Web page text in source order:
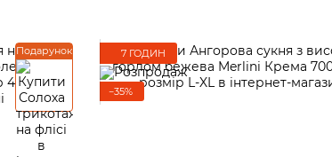
Подарунок 7 ГОДИН
−35%